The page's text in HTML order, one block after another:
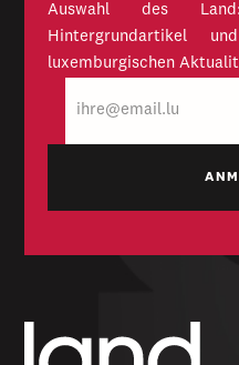
Auswahl des
Hintergrundartikel
luxemburgischen
Mail